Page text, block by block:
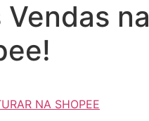
Vendas na
NA SHOPEE